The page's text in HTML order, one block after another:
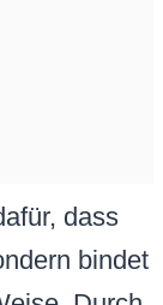
dass
bindet